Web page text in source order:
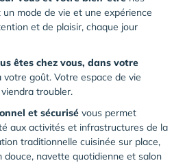
mode de vie et une expérience
et de plaisir, chaque jour
êtes chez vous, dans votre
votre goût. Votre espace de vie
troubler.
et sécurisé vous permet
aux activités et infrastructures de la
traditionnelle cuisinée sur place,
douce, navette quotidienne et salon